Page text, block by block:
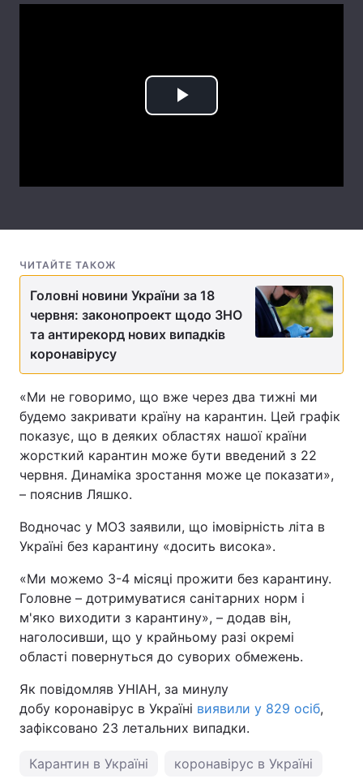
Цікавинки Погода
Послуги
Тема оформлення
Play
ЧИТАЙТЕ ТАКОЖ
Головні новини України за 18
червня: законопроект щодо ЗНО
та антирекорд нових випадків
коронавірусу
«Ми не говоримо, що вже через два тижні ми
будемо закривати країну на карантин. Цей графік
показує, що в деяких областях нашої країни
жорсткий карантин може бути введений з 22
червня. Динаміка зростання може це показати»,
– пояснив Ляшко.
Водночас у МОЗ заявили, що імовірність літа в
Україні без карантину «досить висока».
«Ми можемо 3-4 місяці прожити без карантину.
Головне – дотримуватися санітарних норм і
м'яко виходити з карантину», – додав він,
наголосивши, що у крайньому разі окремі
області повернуться до суворих обмежень.
Як повідомляв УНІАН, за минулу
добу коронавірус в Україні виявили у 829 осіб,
зафіксовано 23 летальних випадки.
Карантин в Україні коронавірус в Україні